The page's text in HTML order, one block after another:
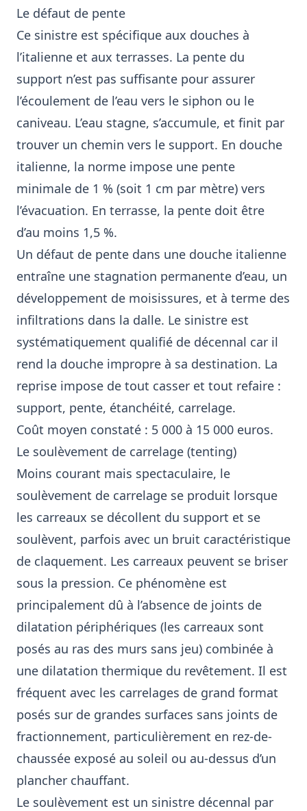
Le défaut de pente
Ce sinistre est spécifique aux douches à
l’italienne et aux terrasses. La pente du
support n’est pas suffisante pour assurer
l’écoulement de l’eau vers le siphon ou le
caniveau. L’eau stagne, s’accumule, et finit par
trouver un chemin vers le support. En douche
italienne, la norme impose une pente
minimale de 1 % (soit 1 cm par mètre) vers
l’évacuation. En terrasse, la pente doit être
d’au moins 1,5 %.
Un défaut de pente dans une douche italienne
entraîne une stagnation permanente d’eau, un
développement de moisissures, et à terme des
infiltrations dans la dalle. Le sinistre est
systématiquement qualifié de décennal car il
rend la douche impropre à sa destination. La
reprise impose de tout casser et tout refaire :
support, pente, étanchéité, carrelage.
Coût moyen constaté : 5 000 à 15 000 euros.
Le soulèvement de carrelage (tenting)
Moins courant mais spectaculaire, le
soulèvement de carrelage se produit lorsque
les carreaux se décollent du support et se
soulèvent, parfois avec un bruit caractéristique
de claquement. Les carreaux peuvent se briser
sous la pression. Ce phénomène est
principalement dû à l’absence de joints de
dilatation périphériques (les carreaux sont
posés au ras des murs sans jeu) combinée à
une dilatation thermique du revêtement. Il est
fréquent avec les carrelages de grand format
posés sur de grandes surfaces sans joints de
fractionnement, particulièrement en rez-de-
chaussée exposé au soleil ou au-dessus d’un
plancher chauffant.
Le soulèvement est un sinistre décennal par